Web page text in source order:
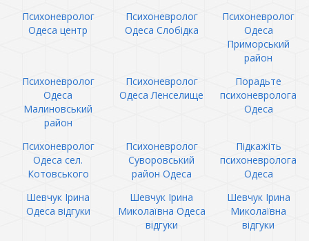
Психоневролог
Одеса центр
Психоневролог
Одеса Слобідка
Психоневролог
Одеса
Приморський
район
Психоневролог
Одеса
Малиновський
район
Психоневролог
Одеса Ленселище
Порадьте
психоневролога
Одеса
Психоневролог
Одеса сел.
Котовського
Психоневролог
Суворовський
район Одеса
Підкажіть
психоневролога
Одеса
Шевчук Ірина
Одеса відгуки
Шевчук Ірина
Миколаївна Одеса
відгуки
Шевчук Ірина
Миколаївна
відгуки